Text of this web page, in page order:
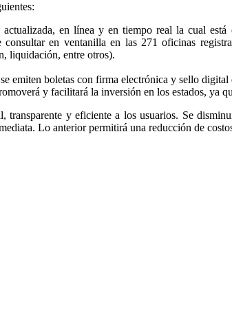
en línea y en tiempo real la cual
en ventanilla en las 271 oficinas
liquidación, entre otros).
emiten boletas con firma electrónica y sello digital
y facilitará la inversión en los estados, ya
y eficiente a los usuarios. Se
Lo anterior permitirá una reducción de